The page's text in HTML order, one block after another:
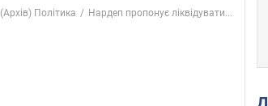
(Архів) Політика Нардеп пропонує ліквідувати...